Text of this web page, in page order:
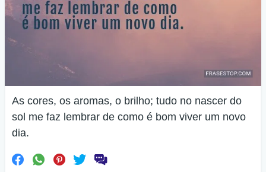
As cores, os aromas, o brilho; tudo no nascer do
sol me faz lembrar de como é bom viver um novo
dia.